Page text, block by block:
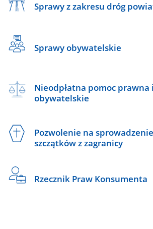
Sprawy z zakresu dróg
Sprawy obywatelskie
Nieodpłatna pomoc
obywatelskie
Pozwolenie na
szczątków z zagranicy
Rzecznik Praw Konsumenta